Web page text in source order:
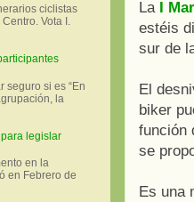
La I
estéis
sur de
El
biker
función
se
Es una
ciclistas
Vota I.
seguro si es “En
la
legislar
en la
en Febrero de